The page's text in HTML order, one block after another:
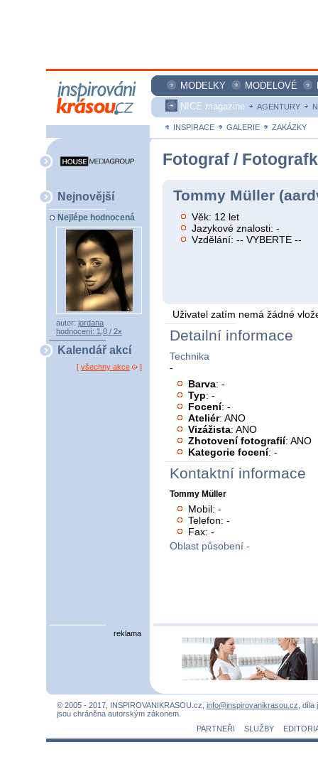
MODELKY MODELOVÉ
NICE magazine
AGENTURY
INSPIRACE GALERIE ZAKÁZKY
Nejnovější
Nejlépe hodnocená
autor: jordana
hodnocení: 1,0 / 2x
Kalendář akcí
[ všechny akce ]
Fotograf /
Tommy Müller
Věk: 12 let
Jazykové znalosti: -
Vzdělání: -- VYBERTE --
Uživatel zatím nemá žádné
Detailní informace
Technika
-
Barva: -
Typ: -
Focení: -
Ateliér: ANO
Vizážista: ANO
Zhotovení fotografií: ANO
Kategorie focení: -
Kontaktní informace
Tommy Müller
Mobil: -
Telefon: -
Fax: -
Oblast působení -
reklama
© 2005 - 2017, INSPIROVANIKRASOU.cz, info@inspirovanikrasou.cz ,
jsou chráněna autorským zákonem.
PARTNEŘI
SLUŽBY